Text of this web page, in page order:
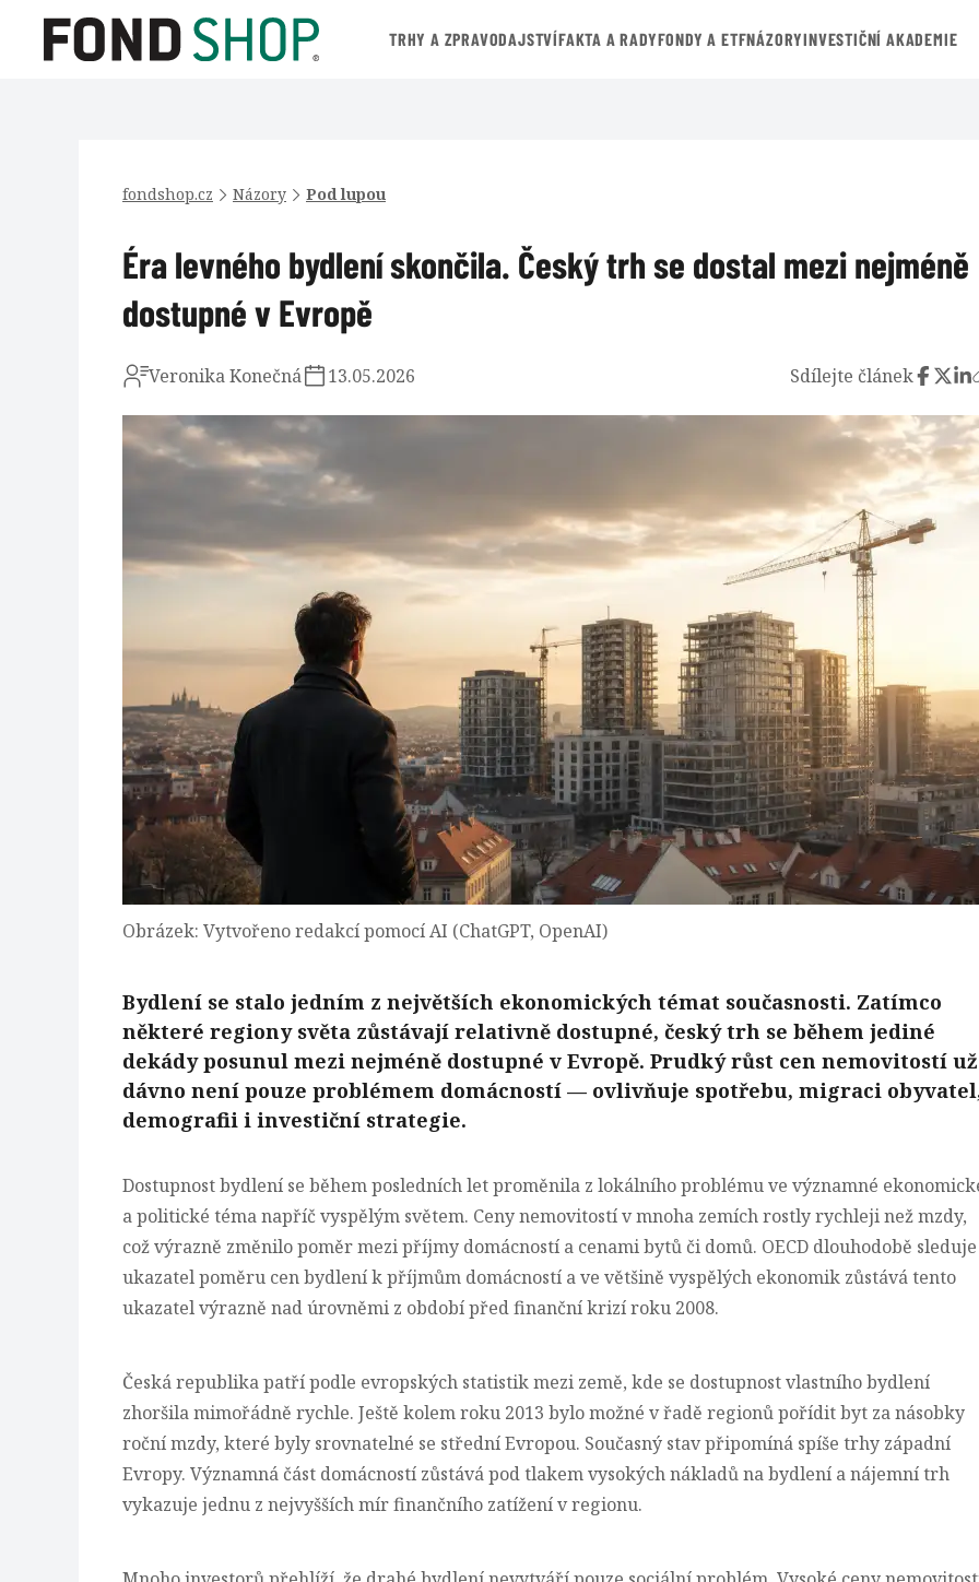
TRHY A ZPRAVODAJSTVÍFAKTA A RADYFONDY A ETFNÁZORYINVESTIČNÍ AKADEMIE
fondshop.cz Názory Pod lupou
Éra levného bydlení skončila. Český trh se dostal mezi nejméně
dostupné v Evropě
Veronika Konečná 13.05.2026 Sdílejte článek
Obrázek: Vytvořeno redakcí pomocí AI (ChatGPT, OpenAI)
Bydlení se stalo jedním z největších ekonomických témat současnosti. Zatímco
některé regiony světa zůstávají relativně dostupné, český trh se během jediné
dekády posunul mezi nejméně dostupné v Evropě. Prudký růst cen nemovitostí už
dávno není pouze problémem domácností — ovlivňuje spotřebu, migraci
demografii i investiční strategie.
Dostupnost bydlení se během posledních let proměnila z lokálního problému ve významné
a politické téma napříč vyspělým světem. Ceny nemovitostí v mnoha zemích rostly rychleji než mzdy,
což výrazně změnilo poměr mezi příjmy domácností a cenami bytů či domů. OECD dlouhodobě sleduje
ukazatel poměru cen bydlení k příjmům domácností ave většině vyspělých ekonomik zůstává tento
ukazatel výrazně nad úrovněmi z období před finanční krizí roku 2008.
Česká republika patří podle evropských statistik mezi země, kde se dostupnost vlastního bydlení
zhoršila mimořádně rychle. Ještě kolem roku 2013 bylo možné v řadě regionů pořídit byt za násobky
roční mzdy, které byly srovnatelné se střední Evropou. Současný stav připomíná spíše trhy západní
Evropy. Významná část domácností zůstává pod tlakem vysokých nákladů na bydlení a nájemní trh
vykazuje jednu z nejvyšších mír finančního zatížení v regionu.